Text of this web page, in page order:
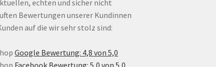
echten und sicher nicht
Bewertungen unserer Kundinnen
auf die wir sehr stolz sind:
Google Bewertung: 4,8 von 5,0
Facebook Bewertung: 5,0 von 5,0